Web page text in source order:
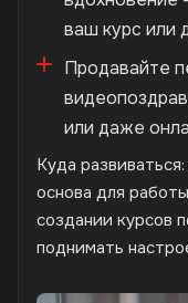
ваш курс или
Продавайте
или даже
Куда
основа для
создании курсов
поднимать